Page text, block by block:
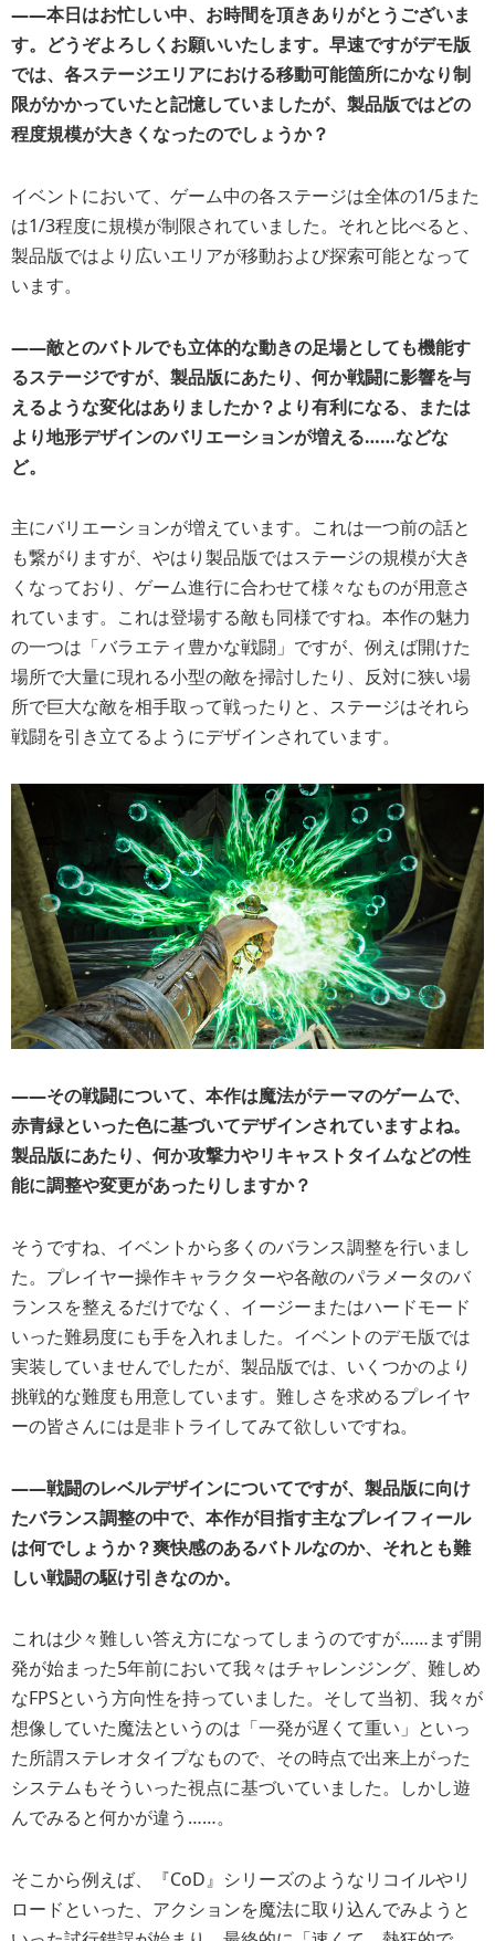
――本日はお忙しい中、お時間を頂きありがとうございま
す。どうぞよろしくお願いいたします。早速ですがデモ版
では、各ステージエリアにおける移動可能箇所にかなり制
限がかかっていたと記憶していましたが、製品版ではどの
程度規模が大きくなったのでしょうか？
イベントにおいて、ゲーム中の各ステージは全体の1/5また
は1/3程度に規模が制限されていました。それと比べると、
製品版ではより広いエリアが移動および探索可能となって
います。
――敵とのバトルでも立体的な動きの足場としても機能す
るステージですが、製品版にあたり、何か戦闘に影響を与
えるような変化はありましたか？より有利になる、または
より地形デザインのバリエーションが増える……などな
ど。
主にバリエーションが増えています。これは一つ前の話と
も繋がりますが、やはり製品版ではステージの規模が大き
くなっており、ゲーム進行に合わせて様々なものが用意さ
れています。これは登場する敵も同様ですね。本作の魅力
の一つは「バラエティ豊かな戦闘」ですが、例えば開けた
場所で大量に現れる小型の敵を掃討したり、反対に狭い場
所で巨大な敵を相手取って戦ったりと、ステージはそれら
戦闘を引き立てるようにデザインされています。
――その戦闘について、本作は魔法がテーマのゲームで、
赤青緑といった色に基づいてデザインされていますよね。
製品版にあたり、何か攻撃力やリキャストタイムなどの性
能に調整や変更があったりしますか？
そうですね、イベントから多くのバランス調整を行いまし
た。プレイヤー操作キャラクターや各敵のパラメータのバ
ランスを整えるだけでなく、イージーまたはハードモード
いった難易度にも手を入れました。イベントのデモ版では
実装していませんでしたが、製品版では、いくつかのより
挑戦的な難度も用意しています。難しさを求めるプレイヤ
ーの皆さんには是非トライしてみて欲しいですね。
――戦闘のレベルデザインについてですが、製品版に向け
たバランス調整の中で、本作が目指す主なプレイフィール
は何でしょうか？爽快感のあるバトルなのか、それとも難
しい戦闘の駆け引きなのか。
これは少々難しい答え方になってしまうのですが……まず開
発が始まった5年前において我々はチャレンジング、難しめ
なFPSという方向性を持っていました。そして当初、我々が
想像していた魔法というのは「一発が遅くて重い」といっ
た所謂ステレオタイプなもので、その時点で出来上がった
システムもそういった視点に基づいていました。しかし遊
んでみると何かが違う……。
そこから例えば、『CoD』シリーズのようなリコイルやリ
ロードといった、アクションを魔法に取り込んでみようと